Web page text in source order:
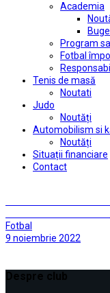
Academia
Program
Fotbal
Tenis de masă
Noutati
Judo
Noutăți
Automobilism si
Noutăți
Situații financiare
Contact
Fotbal
9 noiembrie 2022
Despre club